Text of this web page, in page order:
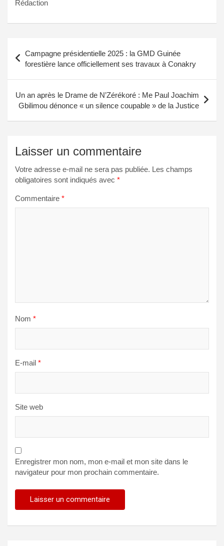
Rédaction
de
l’article
Campagne présidentielle 2025 : la GMD Guinée
forestière lance officiellement ses travaux à Conakry
Un an après le Drame de N’Zérékoré : Me Paul Joachim
Gbilimou dénonce « un silence coupable » de la Justice
Laisser un commentaire
Votre adresse e-mail ne sera pas publiée. Les champs
obligatoires sont indiqués avec *
Commentaire *
Nom *
E-mail *
Site web
Enregistrer mon nom, mon e-mail et mon site dans le
navigateur pour mon prochain commentaire.